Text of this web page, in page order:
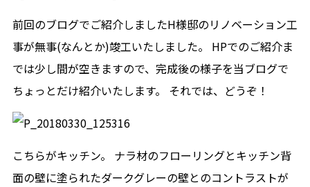
前回のブログでご紹介しましたH様邸のリノベーション工
事が無事(なんとか)竣工いたしました。 HPでのご紹介ま
では少し間が空きますので、完成後の様子を当ブログで
ちょっとだけ紹介いたします。 それでは、どうぞ！
こちらがキッチン。 ナラ材のフローリングとキッチン背
面の壁に塗られたダークグレーの壁とのコントラストが